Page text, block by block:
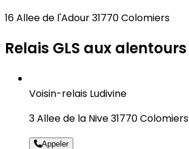
16 Allee de l'Adour 31770 Colomiers
Relais GLS aux alentours
Voisin-relais Ludivine
3 Allee de la Nive 31770 Colomiers
Appeler